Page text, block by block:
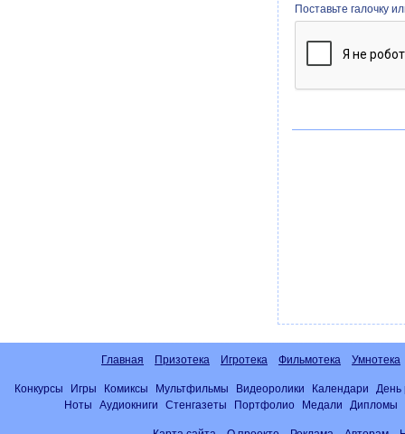
Поставьте галочку
Главная Призотека Игротека Фильмотека Умнотека
Конкурсы Игры Комиксы Мультфильмы Видеоролики Календари
День
Ноты
Аудиокниги Стенгазеты Портфолио Медали Дипломы